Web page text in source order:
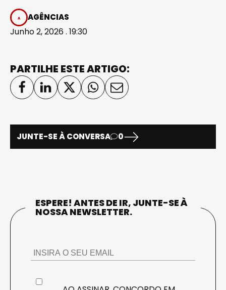
AGÊNCIAS
Junho 2, 2026 . 19:30
PARTILHE ESTE ARTIGO:
JUNTE-SE À CONVERSA 0
ESPERE! ANTES DE IR, JUNTE-SE À
NOSSA NEWSLETTER.